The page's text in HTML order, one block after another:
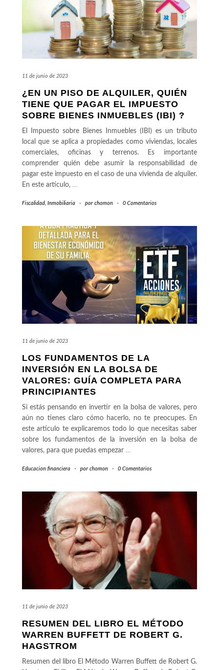
11 de junio de 2023
¿EN UN PISO DE ALQUILER, QUIÉN
TIENE QUE PAGAR EL IMPUESTO
SOBRE BIENES INMUEBLES (IBI) ?
El Impuesto sobre Bienes Inmuebles (IBI) es un tributo
local que se aplica a propiedades como viviendas, locales
comerciales, oficinas y terrenos. Es importante
comprender quién debe asumir la responsabilidad de
pagar este impuesto en el caso de una vivienda de alquiler.
En este artículo, …
Fiscalidad Inmobiliaria - por chomon - 0 Comentarios
11 de junio de 2023
LOS FUNDAMENTOS DE LA
INVERSIÓN EN LA BOLSA DE
VALORES: GUÍA COMPLETA PARA
PRINCIPIANTES
Si estás pensando en invertir en la bolsa de valores, pero
aún no tienes claro cómo hacerlo, no te preocupes. En
este artículo te explicaremos todo lo que necesitas saber
sobre los fundamentos de la inversión en la bolsa de
valores, para que puedas empezar …
Educacion financiera - por chomon - 0 Comentarios
11 de junio de 2023
RESUMEN DEL LIBRO EL MÉTODO
WARREN BUFFETT DE ROBERT G.
HAGSTROM
Resumen del libro El Método Warren Buffett de Robert G.